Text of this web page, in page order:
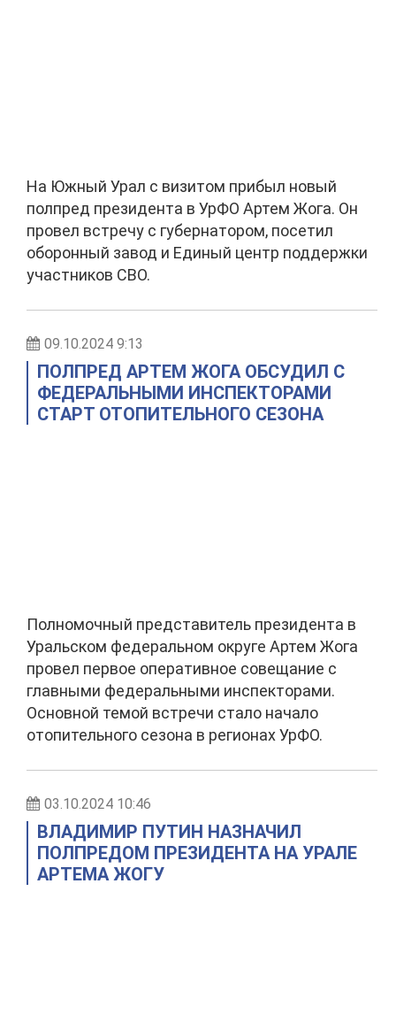
На Южный Урал с визитом прибыл новый
полпред президента в УрФО Артем Жога. Он
провел встречу с губернатором, посетил
оборонный завод и Единый центр поддержки
участников СВО.
09.10.2024 9:13
ПОЛПРЕД АРТЕМ ЖОГА ОБСУДИЛ С
ФЕДЕРАЛЬНЫМИ ИНСПЕКТОРАМИ
СТАРТ ОТОПИТЕЛЬНОГО СЕЗОНА
Полномочный представитель президента в
Уральском федеральном округе Артем Жога
провел первое оперативное совещание с
главными федеральными инспекторами.
Основной темой встречи стало начало
отопительного сезона в регионах УрФО.
03.10.2024 10:46
ВЛАДИМИР ПУТИН НАЗНАЧИЛ
ПОЛПРЕДОМ ПРЕЗИДЕНТА НА УРАЛЕ
АРТЕМА ЖОГУ